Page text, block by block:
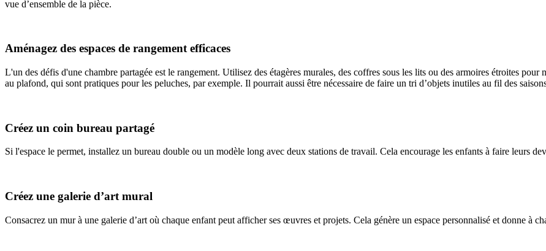
vue d’ensemble de la pièce.
Aménagez des espaces de rangement efficaces
L'un des défis d'une chambre partagée est le rangement. Utilisez des étagères murales, des coffres sous les lits ou des armoires étroites
au plafond, qui sont pratiques pour les peluches, par exemple. Il pourrait aussi être nécessaire de faire un tri d’objets inutiles au fil des
Créez un coin bureau partagé
Si l'espace le permet, installez un bureau double ou un modèle long avec deux stations de travail. Cela encourage les enfants à faire leurs
Créez une galerie d’art mural
Consacrez un mur à une galerie d’art où chaque enfant peut afficher ses œuvres et projets. Cela génère un espace personnalisé et donne à